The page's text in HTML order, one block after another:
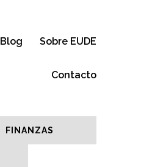
Blog Sobre EUDE
Contacto
FINANZAS